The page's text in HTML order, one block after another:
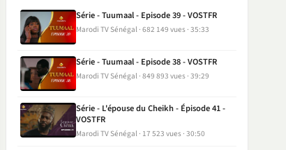
Série - Tuumaal - Episode 39 - VOSTFR
Marodi TV Sénégal 682 149 vues 35:33
Série - Tuumaal - Episode 38 - VOSTFR
Marodi TV Sénégal 849 893 vues 39:29
Série - L'épouse du Cheikh - Épisode 41 -
VOSTFR
Marodi TV Sénégal 17 523 vues 30:50